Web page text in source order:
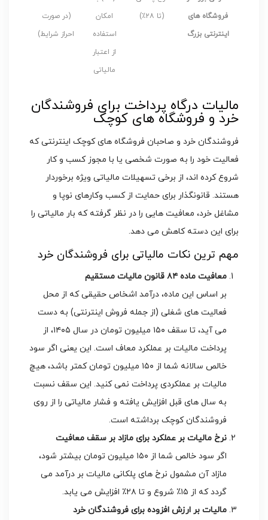
فروشگاه های
اینترنتی بزرگ
(تا ۲۸٪)
امکان
استفاده
از اعتبار
مالیاتی
(در صورت
احراز شرایط)
مالیات درگاه پرداخت برای فروشندگان
خرد و فروشگاه های کوچک
فروشندگان خرد و صاحبان فروشگاه های کوچک اینترنتی که
فعالیت خود را به صورت شخصی یا با مجوز کسب و کار
شروع کرده اند، از برخی تسهیلات مالیاتی ویژه برخوردار
هستند. قانونگذار برای حمایت از کسب وکارهای نوپا و
مشاغل خرد، معافیت هایی را در نظر گرفته که بار مالیاتی را
برای این دسته کاهش می دهد.
مهم ترین نکات مالیاتی برای فروشندگان خرد
معافیت ماده ۸۴ قانون مالیات مستقیم
بر اساس این ماده، درآمد اشخاص حقیقی که از محل
فعالیت های شغلی (از جمله فروش اینترنتی) به دست
می آید، تا سقف ۱۵۰ میلیون تومان در سال ۱۴۰۵، از
پرداخت مالیات بر عملکرد معاف است. این یعنی اگر سود
خالص سالانه شما از ۱۵۰ میلیون تومان کمتر باشد، هیچ
مالیات بر عملکردی پرداخت نمی کنید. این سقف نسبت
به سال های قبل افزایش یافته و فشار مالیاتی را از روی
فروشندگان کوچک برداشته است.
نرخ مالیات بر عملکرد برای مازاد بر سقف معافیت
اگر سود خالص شما از ۱۵۰ میلیون تومان بیشتر شود،
مازاد آن مشمول نرخ های پلکانی مالیات بر درآمد می
گردد که از ۱۵٪ شروع و تا ۲۸٪ افزایش می یابد.
مالیات بر ارزش افزوده برای فروشندگان خرد